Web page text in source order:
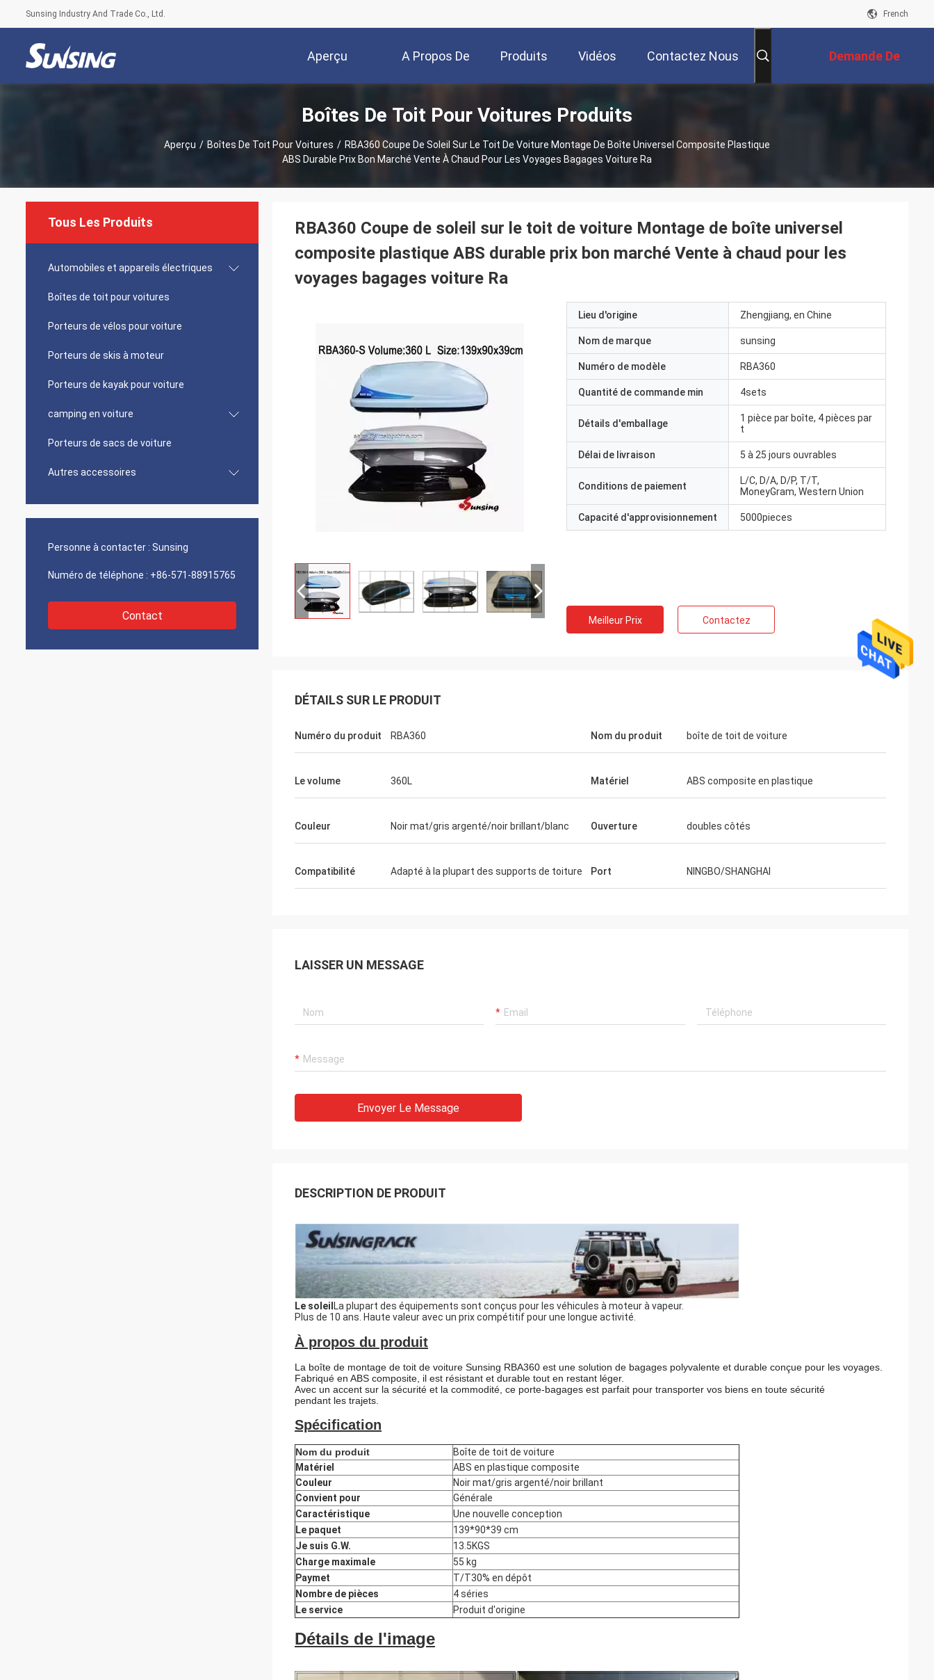
Sunsing Industry And Trade Co., Ltd. French
Aperçu A Propos De
Nous
Produits Vidéos Contactez Nous Demande De
Soumission
Boîtes De Toit Pour Voitures Produits
Aperçu / Boîtes De Toit Pour Voitures / RBA360 Coupe De Soleil Sur Le Toit De Voiture Montage De Boîte Universel Composite Plastique
ABS Durable Prix Bon Marché Vente À Chaud Pour Les Voyages Bagages Voiture Ra
Tous Les Produits
Automobiles et appareils électriques
Boîtes de toit pour voitures
Porteurs de vélos pour voiture
Porteurs de skis à moteur
Porteurs de kayak pour voiture
camping en voiture
Porteurs de sacs de voiture
Autres accessoires
Personne à contacter : Sunsing
Numéro de téléphone : +86-571-88915765
Contact
RBA360 Coupe de soleil sur le toit de voiture Montage de boîte universel
composite plastique ABS durable prix bon marché Vente à chaud pour les
voyages bagages voiture Ra
Lieu d'origine Zhengjiang, en Chine
Nom de marque sunsing
Numéro de modèle RBA360
Quantité de commande min 4sets
Détails d'emballage
1 pièce par boîte, 4 pièces par
t
Délai de livraison 5 à 25 jours ouvrables
Conditions de paiement
L/C, D/A, D/P, T/T,
MoneyGram, Western Union
Capacité d'approvisionnement 5000pieces
Meilleur Prix Contactez
DÉTAILS SUR LE PRODUIT
Numéro du produit RBA360 Nom du produit boîte de toit de voiture
Le volume 360L Matériel ABS composite en plastique
Couleur Noir mat/gris argenté/noir brillant/blanc Ouverture doubles côtés
Compatibilité Adapté à la plupart des supports de toiture Port NINGBO/SHANGHAI
LAISSER UN MESSAGE
Envoyer Le Message
DESCRIPTION DE PRODUIT
Le soleil La plupart des équipements sont conçus pour les véhicules à moteur à vapeur.
Plus de 10 ans. Haute valeur avec un prix compétitif pour une longue activité.
À propos du produit
La boîte de montage de toit de voiture Sunsing RBA360 est une solution de bagages polyvalente et durable conçue pour les voyages.
Fabriqué en ABS composite, il est résistant et durable tout en restant léger.
Avec un accent sur la sécurité et la commodité, ce porte-bagages est parfait pour transporter vos biens en toute sécurité
pendant les trajets.
Spécification
Nom du produit
Boîte de toit de voiture
Matériel
ABS en plastique composite
Couleur
Noir mat/gris argenté/noir brillant
Convient pour
Générale
Caractéristique
Une nouvelle conception
Le paquet
139*90*39 cm
Je suis G.W.
13.5KGS
Charge maximale
55 kg
Paymet
T/T30% en dépôt
Nombre de pièces
4 séries
Le service
Produit d'origine
Détails de l'image